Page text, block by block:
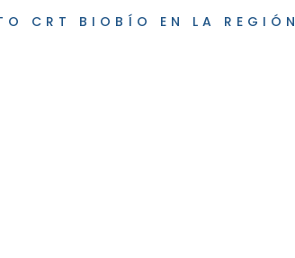
CRT BIOBÍO EN LA REGIÓN